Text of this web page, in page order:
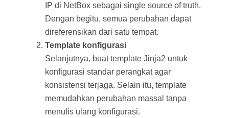
IP di NetBox sebagai single source of truth.
Dengan begitu, semua perubahan dapat
direferensikan dari satu tempat.
Template konfigurasi
Selanjutnya, buat template Jinja2 untuk
konfigurasi standar perangkat agar
konsistensi terjaga. Selain itu, template
memudahkan perubahan massal tanpa
menulis ulang konfigurasi.